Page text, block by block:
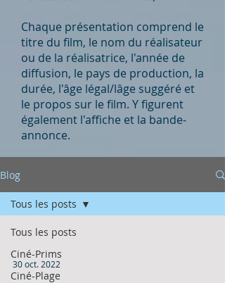
Chaque présentation comprend le
titre du film, le nom du réalisateur
ou de la réalisatrice, l'année de
diffusion, le pays de production, la
durée, l'âge légal/lâge suggéré et
le propos sur le film. Y figurent
également l'affiche et la bande-
annonce.
Blog
Tous les posts
Ciné-Prims
Ciné-Plage
Tous les posts
30 oct. 2022